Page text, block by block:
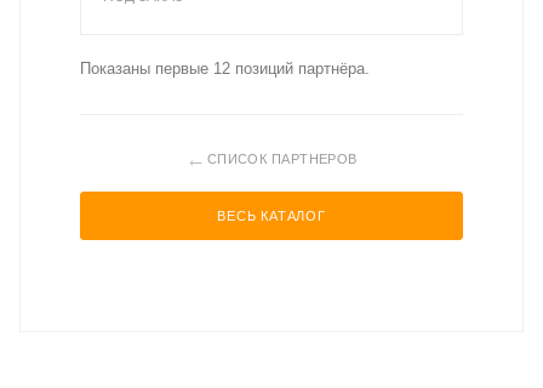
Показаны первые 12 позиций партнёра.
← СПИСОК ПАРТНЕРОВ
ВЕСЬ КАТАЛОГ